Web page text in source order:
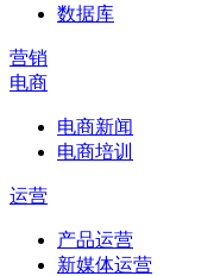
数据库
营销
电商
电商新闻
电商培训
运营
产品运营
新媒体运营